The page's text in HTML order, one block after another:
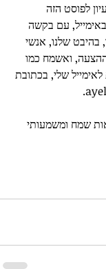
לפוסט הזה
עם בקשה
שלנו, אנשי
ואשמח כמו
שלי, בכתובת
שמח ומשמעותי